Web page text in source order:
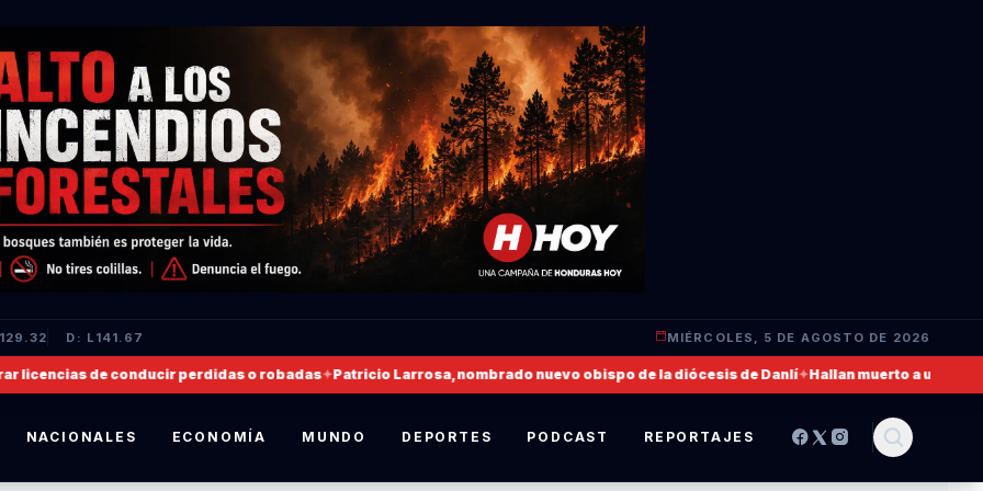
D: L141.67 MIÉRCOLES, 5 DE AGOSTO DE 2026
de conducir perdidas o robadas✦Patricio Larrosa, nombrado nuevo obispo de la diócesis de Danlí✦Hallan muerto a un militar
NACIONALES ECONOMÍA MUNDO DEPORTES PODCAST REPORTAJES